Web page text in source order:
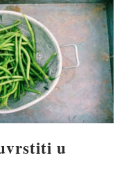
u